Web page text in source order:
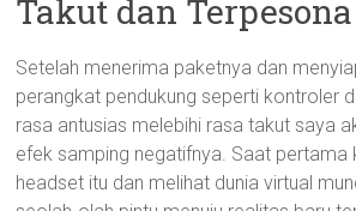
Takut dan Terpesona
Setelah menerima paketnya dan
perangkat pendukung seperti kontroler
rasa antusias melebihi rasa takut saya
efek samping negatifnya. Saat pertama
headset itu dan melihat dunia virtual